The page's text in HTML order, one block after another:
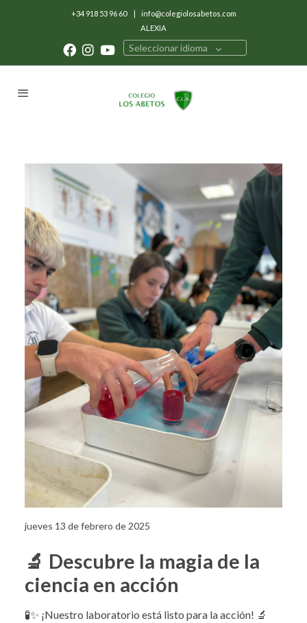
+34 918 53 96 60 |
info@colegiolosabetos.com
ALEXIA
Seleccionar idioma
jueves 13 de febrero de 2025
🔬 Descubre la magia de la
ciencia en acción
🧪✨ ¡Nuestro laboratorio está listo para la acción! 🔬